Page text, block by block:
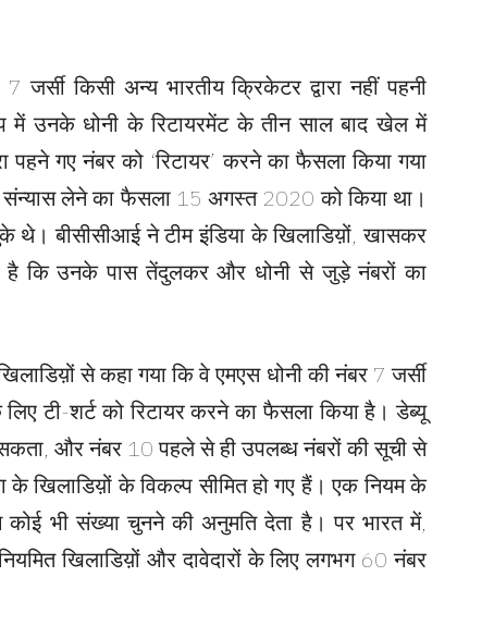
जर्सी किसी अन्य भारतीय क्रिकेटर द्वारा नहीं पहनी
उनके धोनी के रिटायरमेंट के तीन साल बाद खेल में
पहने गए नंबर को ‘रिटायर’ करने का फैसला किया गया
संन्यास लेने का फैसला 15 अगस्त 2020 को किया था।
थे। बीसीसीआई ने टीम इंडिया के खिलाडिय़ों, खासकर
है कि उनके पास तेंदुलकर और धोनी से जुड़े नंबरों का
से कहा गया कि वे एमएस धोनी की नंबर 7 जर्सी
टी-शर्ट को रिटायर करने का फैसला किया है। डेब्यू
और नंबर 10 पहले से ही उपलब्ध नंबरों की सूची से
खिलाडिय़ों के विकल्प सीमित हो गए हैं। एक नियम के
भी संख्या चुनने की अनुमति देता है। पर भारत में,
खिलाडिय़ों और दावेदारों के लिए लगभग 60 नंबर